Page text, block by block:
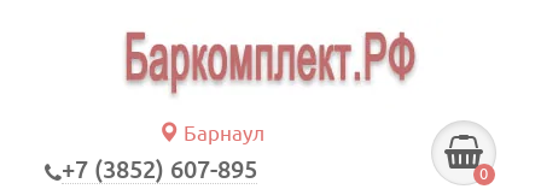
Барнаул
+7 (3852) 607-895 0